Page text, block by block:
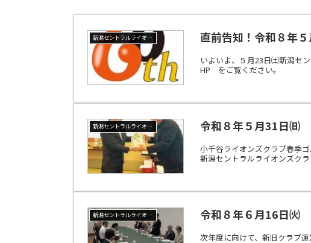
新潟セントラルライオンズクラブ 直前告知！令和８年
いよいよ、５月23日㈯新潟セ
HP をご覧ください。
新潟セントラルライオンズクラブ 令和８年５月31日㈰
小千谷ライオンズクラブ春季
新潟セントラルライオンズク
新潟セントラルライオンズクラブ 令和８年６月16日㈫
次年度に向けて、新旧クラブ